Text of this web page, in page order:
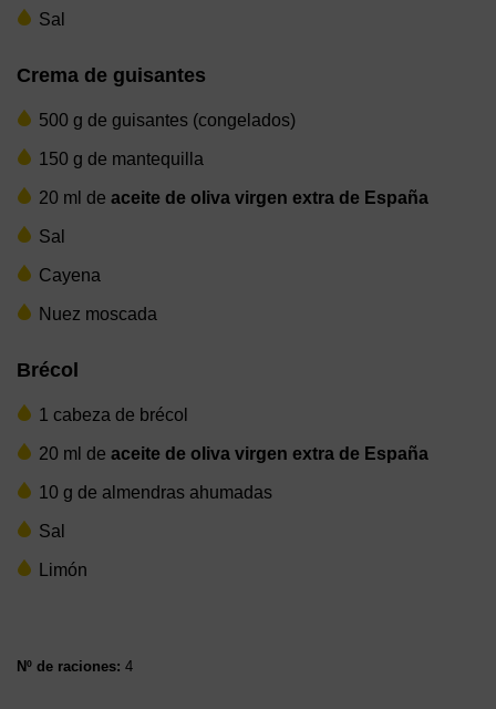
Sal
Crema de guisantes
500 g de guisantes (congelados)
150 g de mantequilla
20 ml de aceite de oliva virgen extra de España
Sal
Cayena
Nuez moscada
Brécol
1 cabeza de brécol
20 ml de aceite de oliva virgen extra de España
10 g de almendras ahumadas
Sal
Limón
Nº de raciones: 4